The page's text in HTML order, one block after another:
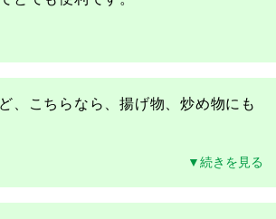
、こちらなら、揚げ物、炒め物にも
▼続きを見る